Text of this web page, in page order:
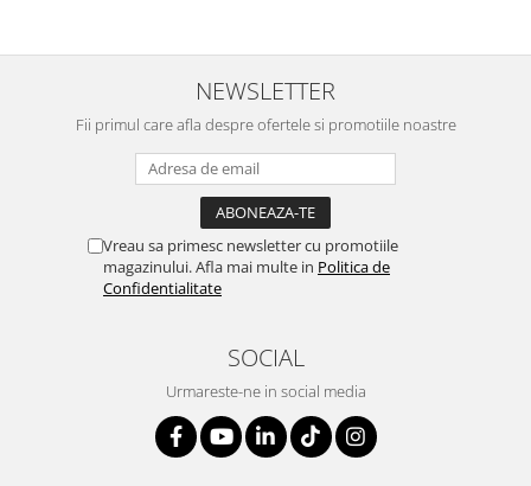
NEWSLETTER
Fii primul care afla despre ofertele si promotiile noastre
Vreau sa primesc newsletter cu promotiile
magazinului. Afla mai multe in Politica de
Confidentialitate
SOCIAL
Urmareste-ne in social media